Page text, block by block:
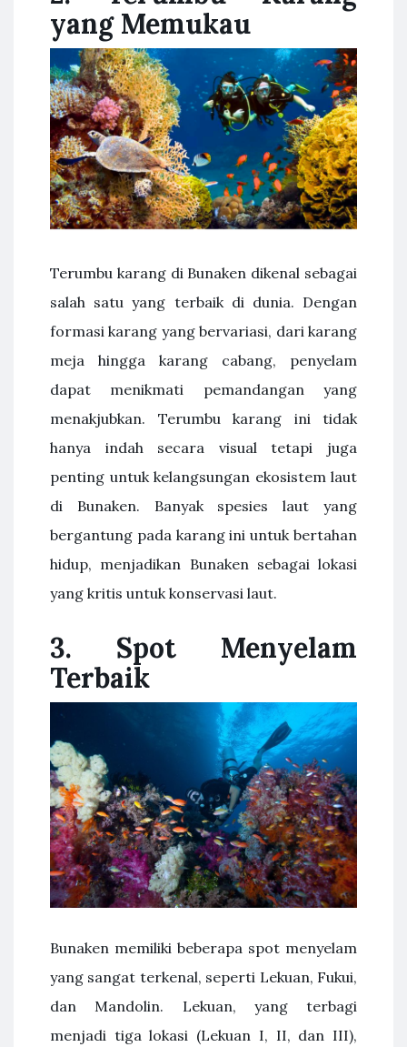
yang Memukau
Terumbu karang di Bunaken dikenal sebagai
salah satu yang terbaik di dunia. Dengan
formasi karang yang bervariasi, dari karang
meja hingga karang cabang, penyelam
dapat menikmati pemandangan yang
menakjubkan. Terumbu karang ini tidak
hanya indah secara visual tetapi juga
penting untuk kelangsungan ekosistem laut
di Bunaken. Banyak spesies laut yang
bergantung pada karang ini untuk bertahan
hidup, menjadikan Bunaken sebagai lokasi
yang kritis untuk konservasi laut.
3. Spot Menyelam
Terbaik
Bunaken memiliki beberapa spot menyelam
yang sangat terkenal, seperti Lekuan, Fukui,
dan Mandolin. Lekuan, yang terbagi
menjadi tiga lokasi (Lekuan I, II, dan III),